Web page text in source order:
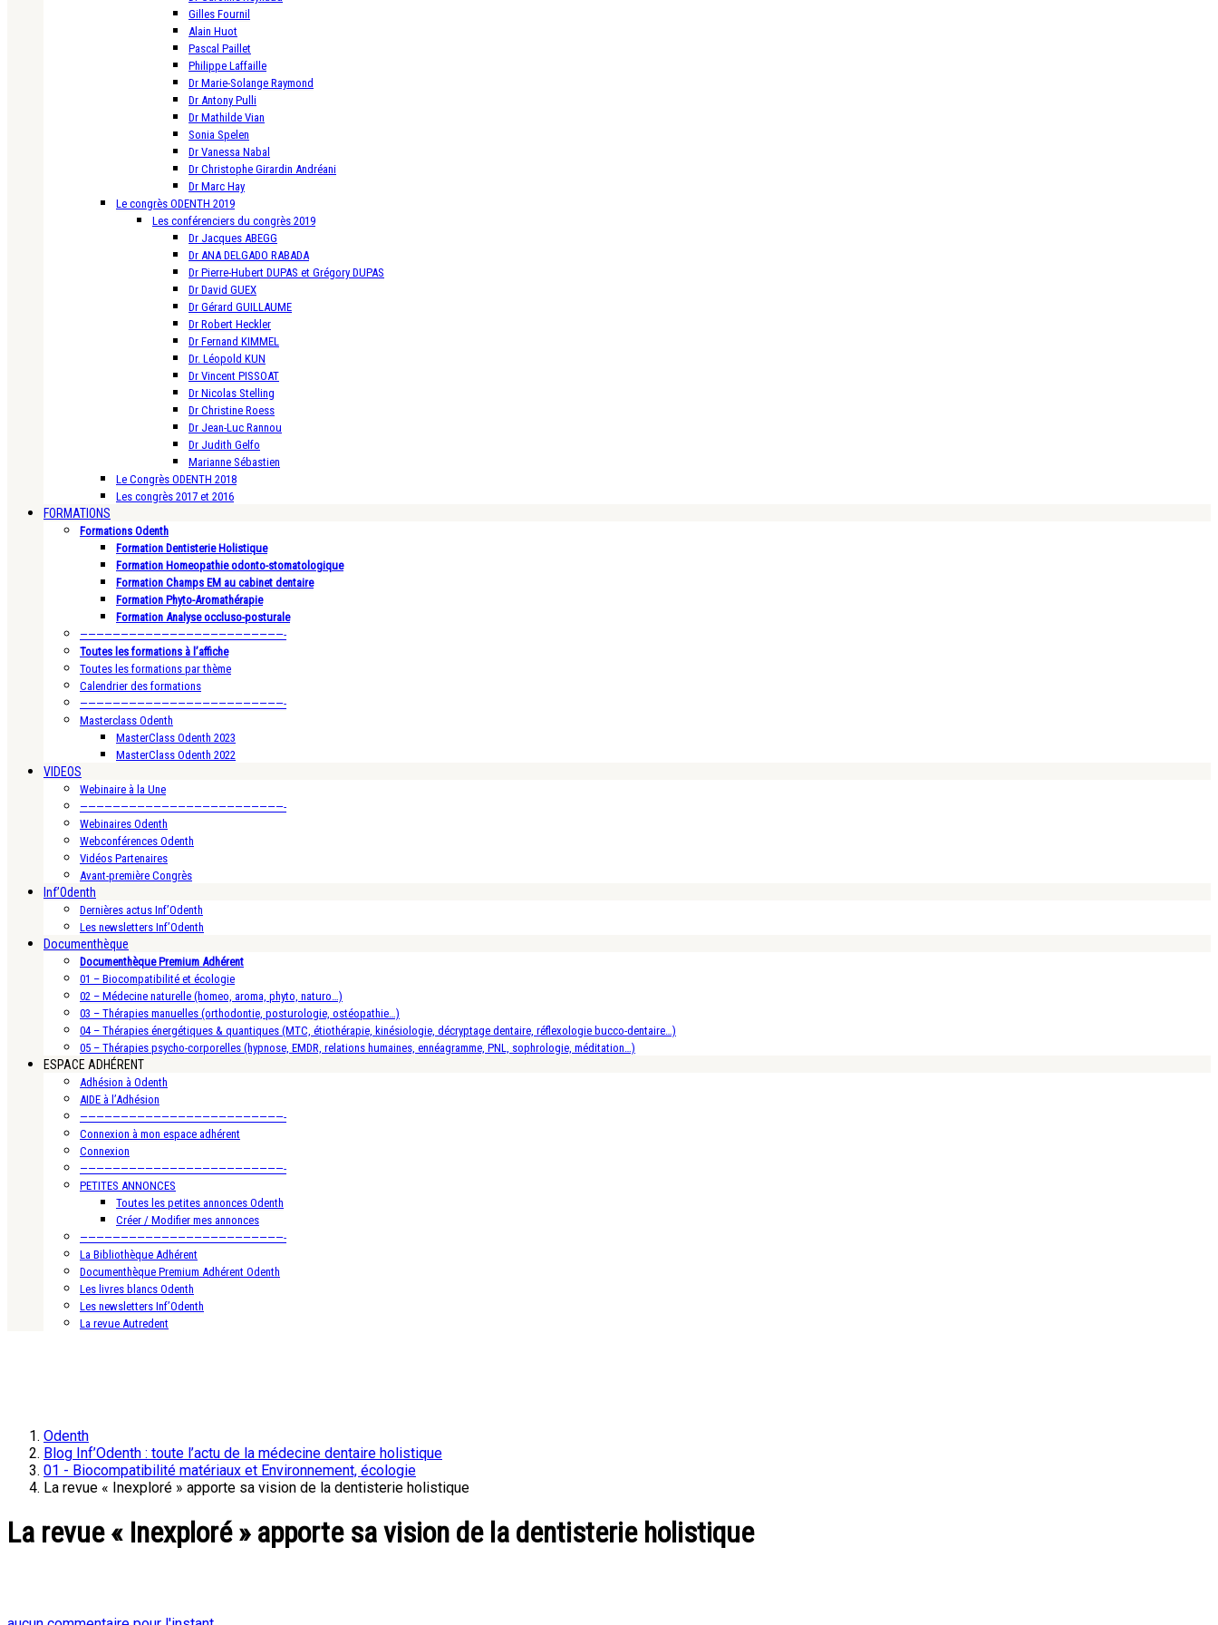
Gilles Fournil
Alain Huot
Pascal Paillet
Philippe Laffaille
Dr Marie-Solange Raymond
Dr Antony Pulli
Dr Mathilde Vian
Sonia Spelen
Dr Vanessa Nabal
Dr Christophe Girardin Andréani
Dr Marc Hay
Le congrès ODENTH 2019
Les conférenciers du congrès 2019
Dr Jacques ABEGG
Dr ANA DELGADO RABADA
Dr Pierre-Hubert DUPAS et Grégory DUPAS
Dr David GUEX
Dr Gérard GUILLAUME
Dr Robert Heckler
Dr Fernand KIMMEL
Dr. Léopold KUN
Dr Vincent PISSOAT
Dr Nicolas Stelling
Dr Christine Roess
Dr Jean-Luc Rannou
Dr Judith Gelfo
Marianne Sébastien
Le Congrès ODENTH 2018
Les congrès 2017 et 2016
FORMATIONS
Formations Odenth
Formation Dentisterie Holistique
Formation Homeopathie odonto-stomatologique
Formation Champs EM au cabinet dentaire
Formation Phyto-Aromathérapie
Formation Analyse occluso-posturale
—————————————————————————-
Toutes les formations à l’affiche
Toutes les formations par thème
Calendrier des formations
—————————————————————————-
Masterclass Odenth
MasterClass Odenth 2023
MasterClass Odenth 2022
VIDEOS
Webinaire à la Une
—————————————————————————-
Webinaires Odenth
Webconférences Odenth
Vidéos Partenaires
Avant-première Congrès
Inf’Odenth
Dernières actus Inf’Odenth
Les newsletters Inf’Odenth
Documenthèque
Documenthèque Premium Adhérent
01 – Biocompatibilité et écologie
02 – Médecine naturelle (homeo, aroma, phyto, naturo…)
03 – Thérapies manuelles (orthodontie, posturologie, ostéopathie…)
04 – Thérapies énergétiques & quantiques (MTC, étiothérapie, kinésiologie, décryptage dentaire, réflexologie bucco-dentaire…)
05 – Thérapies psycho-corporelles (hypnose, EMDR, relations humaines, ennéagramme, PNL, sophrologie, méditation…)
ESPACE ADHÉRENT
Adhésion à Odenth
AIDE à l’Adhésion
—————————————————————————-
Connexion à mon espace adhérent
Connexion
—————————————————————————-
PETITES ANNONCES
Toutes les petites annonces Odenth
Créer / Modifier mes annonces
—————————————————————————-
La Bibliothèque Adhérent
Documenthèque Premium Adhérent Odenth
Les livres blancs Odenth
Les newsletters Inf’Odenth
La revue Autredent
Odenth
Blog Inf’Odenth : toute l’actu de la médecine dentaire holistique
01 - Biocompatibilité matériaux et Environnement, écologie
La revue « Inexploré » apporte sa vision de la dentisterie holistique
La revue « Inexploré » apporte sa vision de la dentisterie holistique